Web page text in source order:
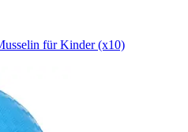
für Kinder (x10)